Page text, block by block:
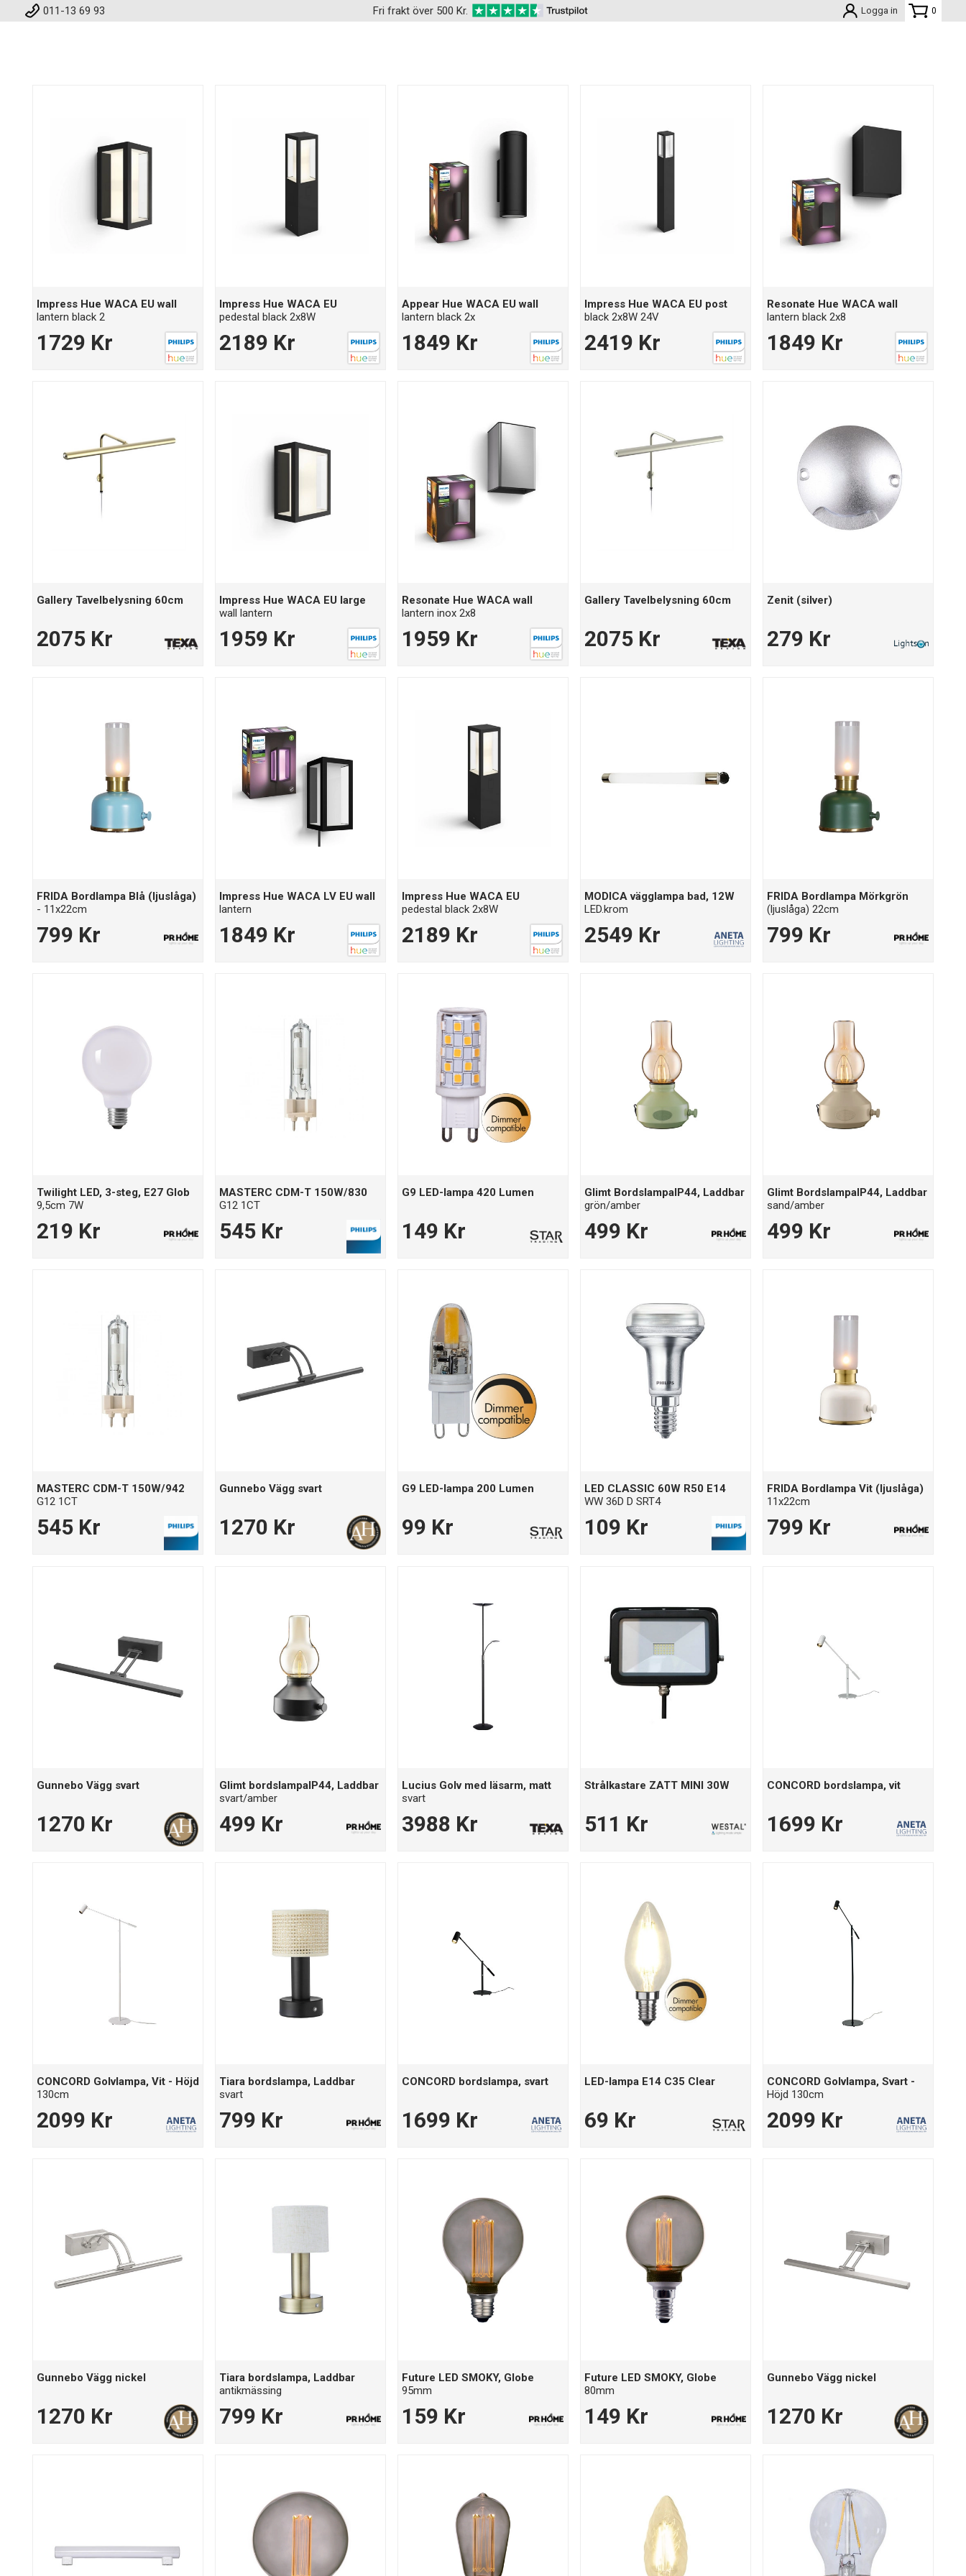
011-13 69 93 Fri frakt över 500 Kr. Logga in 0
Impress Hue WACA EU wall
lantern black 2
1729 Kr
Impress Hue WACA EU
pedestal black 2x8W
2189 Kr
Appear Hue WACA EU wall
lantern black 2x
1849 Kr
Impress Hue WACA EU post
black 2x8W 24V
2419 Kr
Resonate Hue WACA wall
lantern black 2x8
1849 Kr
Gallery Tavelbelysning 60cm
2075 Kr
Impress Hue WACA EU large
wall lantern
1959 Kr
Resonate Hue WACA wall
lantern inox 2x8
1959 Kr
Gallery Tavelbelysning 60cm
2075 Kr
Zenit (silver)
279 Kr
FRIDA Bordlampa Blå (ljuslåga)
- 11x22cm
799 Kr
Impress Hue WACA LV EU wall
lantern
1849 Kr
Impress Hue WACA EU
pedestal black 2x8W
2189 Kr
MODICA vägglampa bad, 12W
LED.krom
2549 Kr
FRIDA Bordlampa Mörkgrön
(ljuslåga) 22cm
799 Kr
Twilight LED, 3-steg, E27 Glob
9,5cm 7W
219 Kr
MASTERC CDM-T 150W/830
G12 1CT
545 Kr
G9 LED-lampa 420 Lumen
149 Kr
Glimt BordslampaIP44, Laddbar
grön/amber
499 Kr
Glimt BordslampaIP44, Laddbar
sand/amber
499 Kr
MASTERC CDM-T 150W/942
G12 1CT
545 Kr
Gunnebo Vägg svart
1270 Kr
G9 LED-lampa 200 Lumen
99 Kr
LED CLASSIC 60W R50 E14
WW 36D D SRT4
109 Kr
FRIDA Bordlampa Vit (ljuslåga)
11x22cm
799 Kr
Gunnebo Vägg svart
1270 Kr
Glimt bordslampaIP44, Laddbar
svart/amber
499 Kr
Lucius Golv med läsarm, matt
svart
3988 Kr
Strålkastare ZATT MINI 30W
511 Kr
CONCORD bordslampa, vit
1699 Kr
CONCORD Golvlampa, Vit - Höjd
130cm
2099 Kr
Tiara bordslampa, Laddbar
svart
799 Kr
CONCORD bordslampa, svart
1699 Kr
LED-lampa E14 C35 Clear
69 Kr
CONCORD Golvlampa, Svart -
Höjd 130cm
2099 Kr
Gunnebo Vägg nickel
1270 Kr
Tiara bordslampa, Laddbar
antikmässing
799 Kr
Future LED SMOKY, Globe
95mm
159 Kr
Future LED SMOKY, Globe
80mm
149 Kr
Gunnebo Vägg nickel
1270 Kr